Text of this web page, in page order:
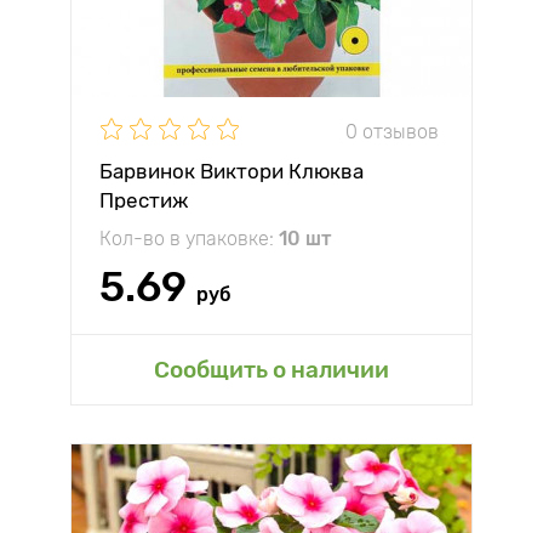
0 отзывов
Барвинок Виктори Клюква
Престиж
Кол-во в упаковке: 10 шт
5.69 руб
Сообщить о наличии